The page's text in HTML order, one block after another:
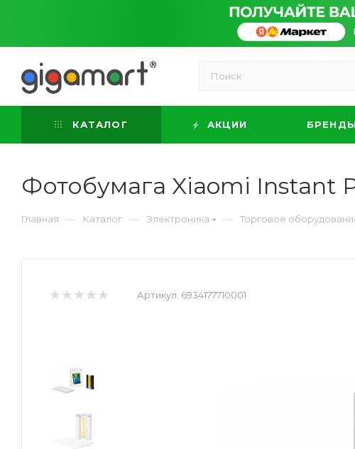
КАТАЛОГ АКЦИИ БРЕНДЫ
Фотобумага Xiaomi Instant
Главная — Каталог — Электроника — Торговое
Артикул: 6934177710001